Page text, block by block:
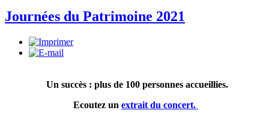
Journées du Patrimoine 2021
Un succès : plus de 100 personnes accueillies.
Ecoutez un extrait du concert.